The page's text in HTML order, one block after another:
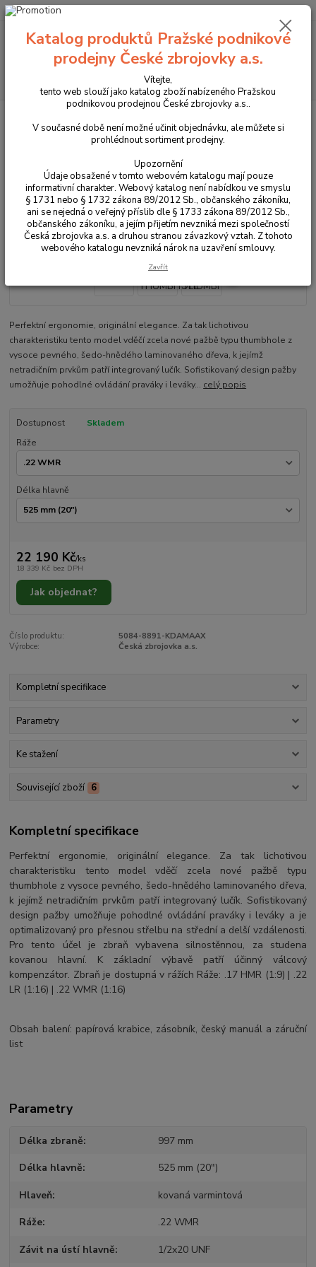
Menu
+420 225 375 800
457 THUMBHOLE
CZ 457 THUMBHOLE
Perfektní ergonomie, originální elegance. Za tak lichotivou
charakteristiku tento model vděčí zcela nové pažbě typu thumbhole z
vysoce pevného, šedo-hnědého laminovaného dřeva, k jejímž
netradičním prvkům patří integrovaný lučík. Sofistikovaný design pažby
umožňuje pohodlné ovládání praváky i leváky... celý popis
Dostupnost
Skladem
Ráže
Délka hlavně
22 190 Kč/ks
18 339 Kč bez DPH
Jak objednat?
Číslo produktu:
5084-8891-KDAMAAX
Výrobce:
Česká zbrojovka a.s.
Kompletní specifikace
Parametry
Ke stažení
Související zboží 6
Kompletní specifikace
Perfektní ergonomie, originální elegance. Za tak lichotivou
charakteristiku tento model vděčí zcela nové pažbě typu
thumbhole z vysoce pevného, šedo-hnědého laminovaného dřeva,
k jejímž netradičním prvkům patří integrovaný lučík. Sofistikovaný
design pažby umožňuje pohodlné ovládání praváky i leváky a je
optimalizovaný pro přesnou střelbu na střední a delší vzdálenosti.
Pro tento účel je zbraň vybavena silnostěnnou, za studena
kovanou hlavní. K základní výbavě patří účinný válcový
kompenzátor. Zbraň je dostupná v rážích Ráže: .17 HMR (1:9) | .22
LR (1:16) | .22 WMR (1:16)
Obsah balení: papírová krabice, zásobník, český manuál a záruční
list
Parametry
Délka zbraně 997 mm
Délka hlavně 525 mm (20")
Hlaveň kovaná varmintová
Ráže .22 WMR
Závit na ústí hlavně 1/2x20 UNF
Katalog produktů Pražské podnikové
prodejny České zbrojovky a.s.
Vítejte,
tento web slouží jako katalog zboží nabízeného Pražskou
podnikovou prodejnou České zbrojovky a.s..
V současné době není možné učinit objednávku, ale můžete si
prohlédnout sortiment prodejny.
Upozornění
Údaje obsažené v tomto webovém katalogu mají pouze
informativní charakter. Webový katalog není nabídkou ve smyslu
§ 1731 nebo § 1732 zákona 89/2012 Sb., občanského zákoníku,
ani se nejedná o veřejný příslib dle § 1733 zákona 89/2012 Sb.,
občanského zákoníku, a jejím přijetím nevzniká mezi společností
Česká zbrojovka a.s. a druhou stranou závazkový vztah. Z tohoto
webového katalogu nevzniká nárok na uzavření smlouvy.
Zavřít